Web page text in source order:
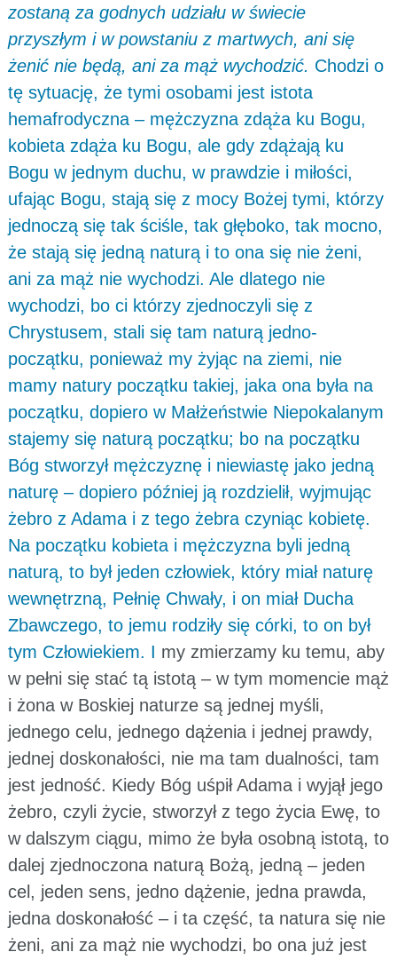
zostaną za godnych udziału w świecie
przyszłym i w powstaniu z martwych, ani się
żenić nie będą, ani za mąż wychodzić. Chodzi o
tę sytuację, że tymi osobami jest istota
hemafrodyczna – mężczyzna zdąża ku Bogu,
kobieta zdąża ku Bogu, ale gdy zdążają ku
Bogu w jednym duchu, w prawdzie i miłości,
ufając Bogu, stają się z mocy Bożej tymi, którzy
jednoczą się tak ściśle, tak głęboko, tak mocno,
że stają się jedną naturą i to ona się nie żeni,
ani za mąż nie wychodzi. Ale dlatego nie
wychodzi, bo ci którzy zjednoczyli się z
Chrystusem, stali się tam naturą jedno-
początku, ponieważ my żyjąc na ziemi, nie
mamy natury początku takiej, jaka ona była na
początku, dopiero w Małżeństwie Niepokalanym
stajemy się naturą początku; bo na początku
Bóg stworzył mężczyznę i niewiastę jako jedną
naturę – dopiero później ją rozdzielił, wyjmując
żebro z Adama i z tego żebra czyniąc kobietę.
Na początku kobieta i mężczyzna byli jedną
naturą, to był jeden człowiek, który miał naturę
wewnętrzną, Pełnię Chwały, i on miał Ducha
Zbawczego, to jemu rodziły się córki, to on był
tym Człowiekiem. I my zmierzamy ku temu, aby
w pełni się stać tą istotą – w tym momencie mąż
i żona w Boskiej naturze są jednej myśli,
jednego celu, jednego dążenia i jednej prawdy,
jednej doskonałości, nie ma tam dualności, tam
jest jedność. Kiedy Bóg uśpił Adama i wyjął jego
żebro, czyli życie, stworzył z tego życia Ewę, to
w dalszym ciągu, mimo że była osobną istotą, to
dalej zjednoczona naturą Bożą, jedną – jeden
cel, jeden sens, jedno dążenie, jedna prawda,
jedna doskonałość – i ta część, ta natura się nie
żeni, ani za mąż nie wychodzi, bo ona już jest